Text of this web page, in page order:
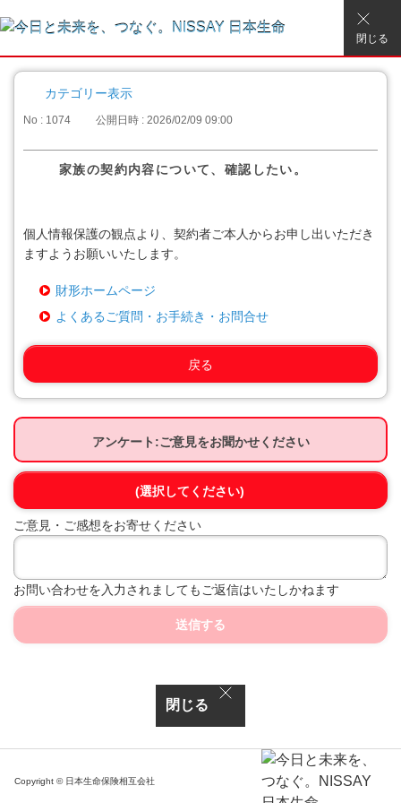
閉じる
カテゴリー表示
No : 1074 公開日時 : 2026/02/09 09:00
家族の契約内容について、確認したい。
個人情報保護の観点より、契約者ご本人からお申し出いただき
ますようお願いいたします。
財形ホームページ
よくあるご質問・お手続き・お問合せ
戻る
アンケート:ご意見をお聞かせください
(選択してください)
ご意見・ご感想をお寄せください
お問い合わせを入力されましてもご返信はいたしかねます
送信する
閉じる
Copyright © 日本生命保険相互会社